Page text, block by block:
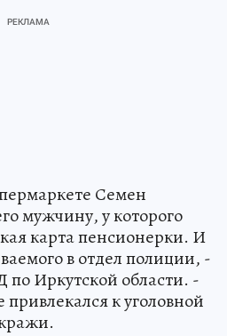
Семен
мужчину, у которого
карта пенсионерки. И
в отдел полиции, -
по Иркутской области. -
к уголовной